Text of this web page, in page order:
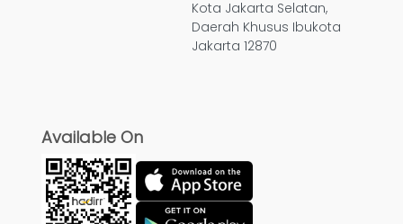
Kota Jakarta Selatan,
Daerah Khusus Ibukota
Jakarta 12870
Available On